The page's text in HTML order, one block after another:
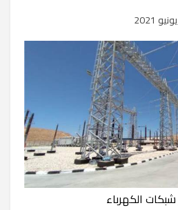
الكهرباء